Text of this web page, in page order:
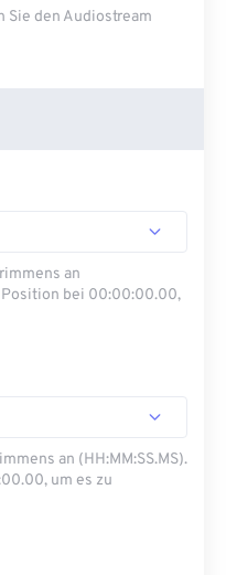
Sie den Audiostream
an
Position bei 00:00:00.00,
an (HH:MM:SS.MS).
um es zu